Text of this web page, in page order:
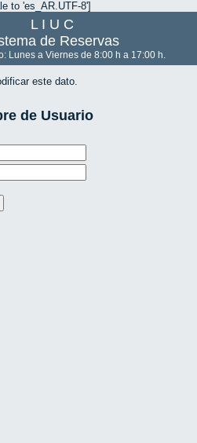
to 'es_AR.UTF-8']
L I U C
de Reservas
Lunes a Viernes de 8:00 h a 17:00 h.
este dato.
de Usuario